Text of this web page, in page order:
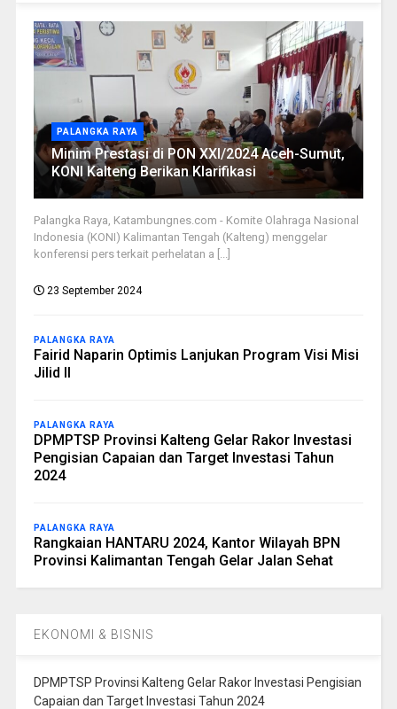
PALANGKA RAYA
Minim Prestasi di PON XXI/2024 Aceh-Sumut,
KONI Kalteng Berikan Klarifikasi
Palangka Raya, Katambungnes.com - Komite Olahraga Nasional
Indonesia (KONI) Kalimantan Tengah (Kalteng) menggelar
konferensi pers terkait perhelatan a [...]
23 September 2024
PALANGKA RAYA
Fairid Naparin Optimis Lanjukan Program Visi Misi
Jilid II
PALANGKA RAYA
DPMPTSP Provinsi Kalteng Gelar Rakor Investasi
Pengisian Capaian dan Target Investasi Tahun
2024
PALANGKA RAYA
Rangkaian HANTARU 2024, Kantor Wilayah BPN
Provinsi Kalimantan Tengah Gelar Jalan Sehat
EKONOMI & BISNIS
DPMPTSP Provinsi Kalteng Gelar Rakor Investasi Pengisian
Capaian dan Target Investasi Tahun 2024